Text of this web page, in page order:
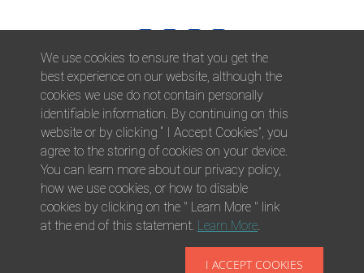
© 2026 Afni, Inc. All Rights Reserved. |Afni is an equal
opportunity employer.|Privacy Policy
We use cookies to ensure that you get the
best experience on our website, although the
cookies we use do not contain personally
identifiable information. By continuing on this
website or by clicking “ I Accept Cookies”, you
agree to the storing of cookies on your device.
You can learn more about our privacy policy,
how we use cookies, or how to disable
cookies by clicking on the " Learn More " link
at the end of this statement. Learn More.
I ACCEPT COOKIES